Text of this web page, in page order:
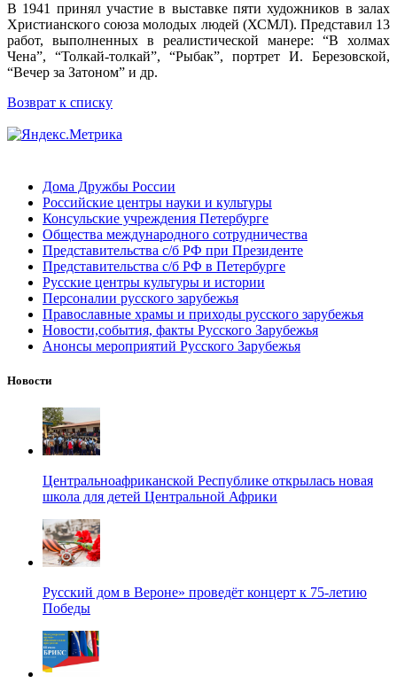
В 1941 принял участие в выставке пяти художников в залах
Христианского союза молодых людей (ХСМЛ). Представил 13
работ, выполненных в реалистической манере: “В холмах
Чена”, “Толкай-толкай”, “Рыбак”, портрет И. Березовской,
“Вечер за Затоном” и др.
Возврат к списку
Дома Дружбы России
Российские центры науки и культуры
Консульские учреждения Петербурге
Общества международного сотрудничества
Представительства с/б РФ при Президенте
Представительства с/б РФ в Петербурге
Русские центры культуры и истории
Персоналии русского зарубежья
Православные храмы и приходы русского зарубежья
Новости,события, факты Русского Зарубежья
Анонсы мероприятий Русского Зарубежья
Новости
Центральноафриканской Республике открылась новая
школа для детей Центральной Африки
Русский дом в Вероне» проведёт концерт к 75-летию
Победы